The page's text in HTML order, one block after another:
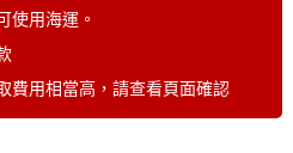
使用海運。
費用相當高，請查看頁面確認